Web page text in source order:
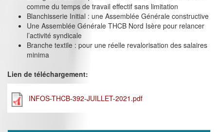
comme du temps de travail effectif sans limitation
Blanchisserie Initial : une Assemblée Générale constructive
Une Assemblée Générale THCB Nord Isère pour relancer
l’activité syndicale
Branche textile : pour une réelle revalorisation des salaires
minima
Lien de téléchargement:
INFOS-THCB-392-JUILLET-2021.pdf